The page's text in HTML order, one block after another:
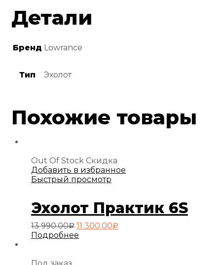
Детали
Бренд Lowrance
Тип Эхолот
Похожие товары
Out Of Stock Скидка
Добавить в избранное
Быстрый просмотр
Эхолот Практик 6S
13 990.00Р Первоначальная
цена
11 300.00Р
Подробнее